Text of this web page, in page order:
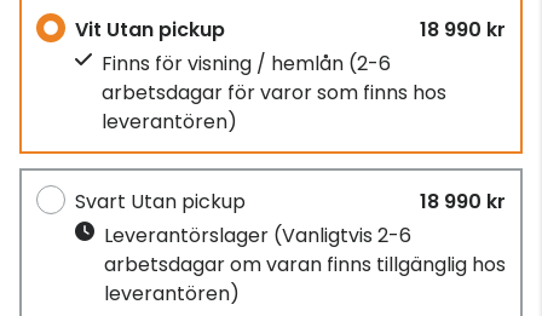
Vit Utan pickup
18 990 kr
Finns för visning / hemlån (2-6
arbetsdagar för varor som finns hos
leverantören)
Svart Utan pickup
18 990 kr
Leverantörslager (Vanligtvis 2-6
arbetsdagar om varan finns tillgänglig hos
leverantören)